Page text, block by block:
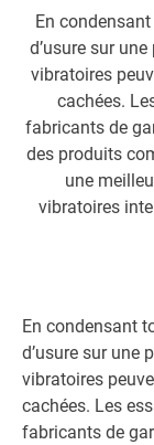
En
d’usure sur
vibratoires
cachées.
fabricants de
des produits
une
vibratoires
En condensant
d’usure sur une
vibratoires
cachées. Les
fabricants de